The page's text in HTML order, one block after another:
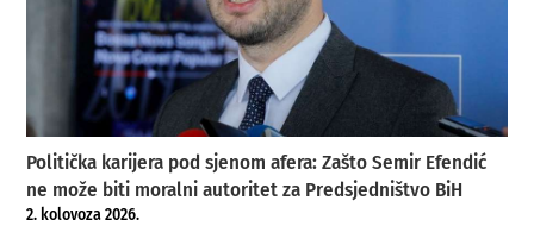
Politička karijera pod sjenom afera: Zašto Semir Efendić
ne može biti moralni autoritet za Predsjedništvo BiH
2. kolovoza 2026.